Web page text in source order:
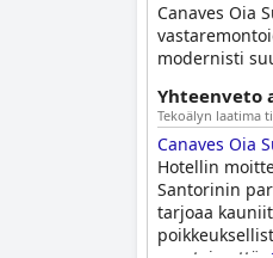
Canaves Oia
modernisti
ympäri
Hotellin
lomalle.
Yhteenveto
Tekoälyn laatima
Canaves Oia
Hotellin
Santorinin
tarjoaa